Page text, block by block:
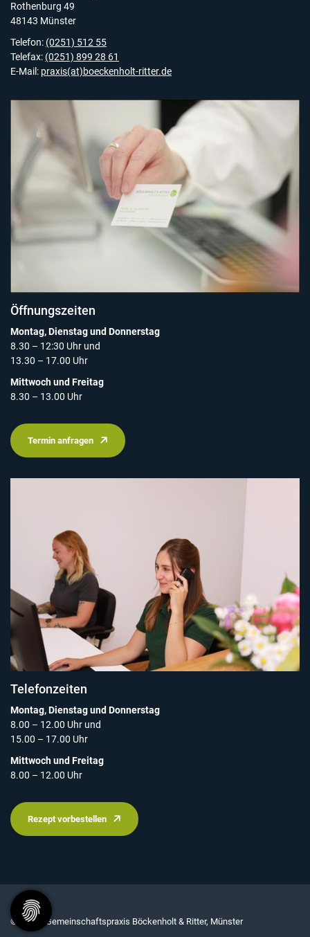
Rothenburg 49
48143 Münster
Telefon: (0251) 512 55
Telefax: (0251) 899 28 61
E-Mail: praxis(at)boeckenholt-ritter.de
Öffnungszeiten
Montag, Dienstag und Donnerstag
8.30 – 12:30 Uhr und
13.30 – 17.00 Uhr
Mittwoch und Freitag
8.30 – 13.00 Uhr
Termin anfragen
Telefonzeiten
Montag, Dienstag und Donnerstag
8.00 – 12.00 Uhr und
15.00 – 17.00 Uhr
Mittwoch und Freitag
8.00 – 12.00 Uhr
Rezept vorbestellen
© 2026 - Gemeinschaftspraxis Böckenholt & Ritter, Münster